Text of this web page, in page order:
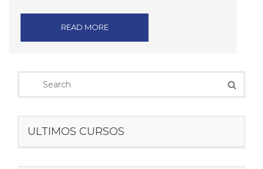
READ MORE
ULTIMOS CURSOS